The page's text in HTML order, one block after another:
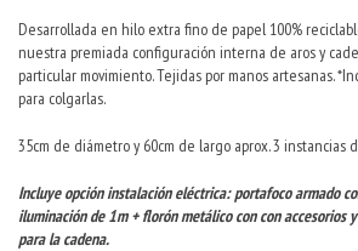
Desarrollada en hilo extra fino de papel 100%
nuestra premiada configuración interna de aros y
particular movimiento. Tejidas por manos artesanas.
para colgarlas.
35cm de diámetro y 60cm de largo aprox. 3 instancias
Incluye opción instalación eléctrica: portafoco armado
iluminación de 1m + florón metálico con con accesorios
para la cadena.